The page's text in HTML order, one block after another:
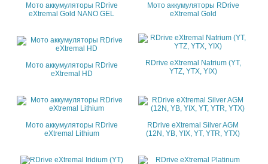
Мото аккумуляторы RDrive
eXtremal Gold NANO GEL
Мото аккумуляторы RDrive
eXtremal Gold
Мото аккумуляторы RDrive
eXtremal HD
RDrive eXtremal Natrium (YT,
YTZ, YTX, YIX)
Мото аккумуляторы RDrive
eXtremal Lithium
RDrive eXtremal Silver AGM
(12N, YB, YIX, YT, YTR, YTX)